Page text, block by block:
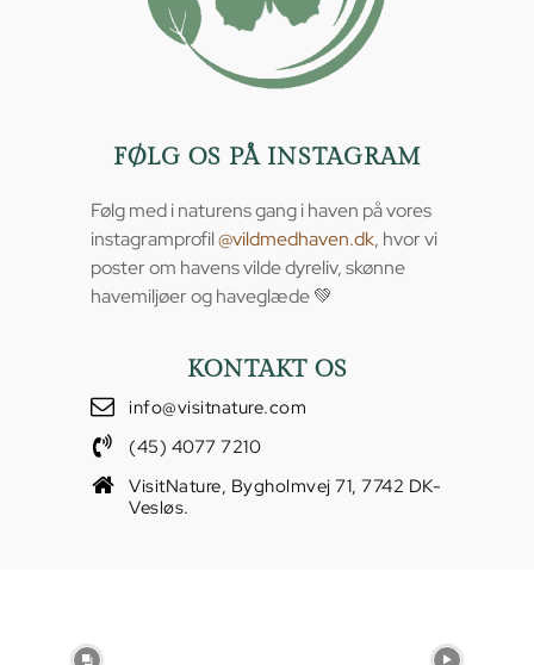
FØLG OS PÅ INSTAGRAM
Følg med i naturens gang i haven på vores
instagramprofil@vildmedhaven.dk, hvor vi
poster om havens vilde dyreliv, skønne
havemiljøer og haveglæde 💚
KONTAKT OS
info@visitnature.com
(45) 4077 7210
VisitNature, Bygholmvej 71, 7742 DK-
Vesløs.